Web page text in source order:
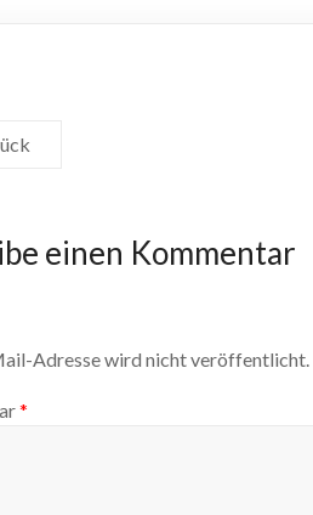
einen Kommentar
Adresse wird nicht veröffentlicht.
*